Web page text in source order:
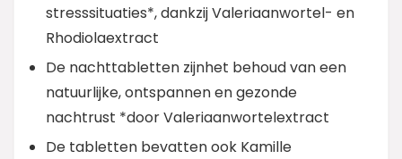
stresssituaties*, dankzij Valeriaanwortel- en
Rhodiolaextract
De nachttabletten zijnhet behoud van een
natuurlijke, ontspannen en gezonde
nachtrust *door Valeriaanwortelextract
De tabletten bevatten ook Kamille